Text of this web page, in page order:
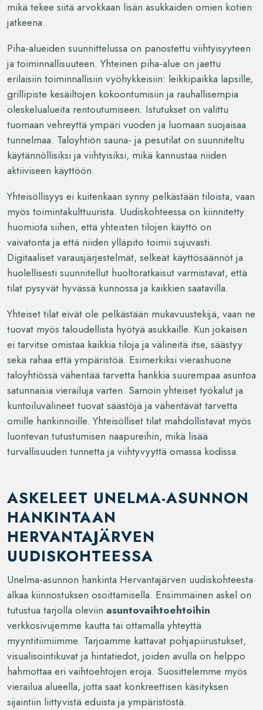
mikä tekee siitä arvokkaan lisän asukkaiden omien kotien
jatkeena.
Piha-alueiden suunnittelussa on panostettu viihtyisyyteen
ja toiminnallisuuteen. Yhteinen piha-alue on jaettu
erilaisiin toiminnallisiin vyöhykkeisiin: leikkipaikka lapsille,
grillipiste kesäiltojen kokoontumisiin ja rauhallisempia
oleskelualueita rentoutumiseen. Istutukset on valittu
tuomaan vehreyttä ympäri vuoden ja luomaan suojaisaa
tunnelmaa. Taloyhtiön sauna- ja pesutilat on suunniteltu
käytännöllisiksi ja viihtyisiksi, mikä kannustaa niiden
aktiiviseen käyttöön.
Yhteisöllisyys ei kuitenkaan synny pelkästään tiloista, vaan
myös toimintakulttuurista. Uudiskohteessa on kiinnitetty
huomiota siihen, että yhteisten tilojen käyttö on
vaivatonta ja että niiden ylläpito toimii sujuvasti.
Digitaaliset varausjärjestelmät, selkeät käyttösäännöt ja
huolellisesti suunnitellut huoltoratkaisut varmistavat, että
tilat pysyvät hyvässä kunnossa ja kaikkien saatavilla.
Yhteiset tilat eivät ole pelkästään mukavuustekijä, vaan ne
tuovat myös taloudellista hyötyä asukkaille. Kun jokaisen
ei tarvitse omistaa kaikkia tiloja ja välineitä itse, säästyy
sekä rahaa että ympäristöä. Esimerkiksi vierashuone
taloyhtiössä vähentää tarvetta hankkia suurempaa asuntoa
satunnaisia vierailuja varten. Samoin yhteiset työkalut ja
kuntoiluvälineet tuovat säästöjä ja vähentävät tarvetta
omille hankinnoille. Yhteisölliset tilat mahdollistavat myös
luontevan tutustumisen naapureihin, mikä lisää
turvallisuuden tunnetta ja viihtyvyyttä omassa kodissa.
ASKELEET UNELMA-ASUNNON
HANKINTAAN
HERVANTAJÄRVEN
UUDISKOHTEESSA
Unelma-asunnon hankinta Hervantajärven uudiskohteesta
alkaa kiinnostuksen osoittamisella. Ensimmäinen askel on
tutustua tarjolla oleviin asuntovaihtoehtoihin
verkkosivujemme kautta tai ottamalla yhteyttä
myyntitiimiimme. Tarjoamme kattavat pohjapiirustukset,
visualisointikuvat ja hintatiedot, joiden avulla on helppo
hahmottaa eri vaihtoehtojen eroja. Suosittelemme myös
vierailua alueella, jotta saat konkreettisen käsityksen
sijaintiin liittyvistä eduista ja ympäristöstä.